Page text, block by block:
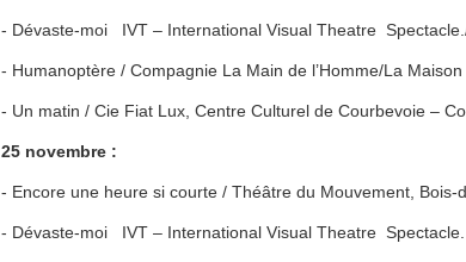
- Dévaste-moi IVT – International Visual Theatre
- Humanoptère / Compagnie La Main de l’Homme/La
- Un matin / Cie Fiat Lux, Centre Culturel de Courbevoie –
25 novembre :
- Encore une heure si courte / Théâtre du Mouvement, Bois-
- Dévaste-moi IVT – International Visual Theatre